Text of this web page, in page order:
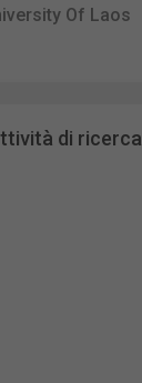
Of Laos
di ricerca